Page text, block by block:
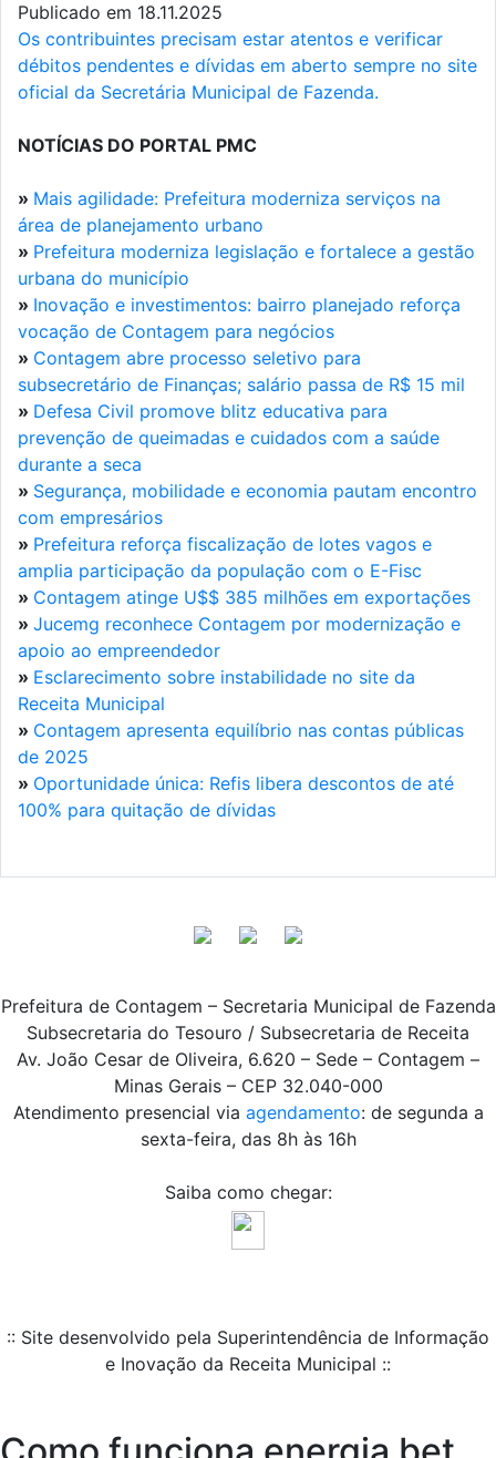
Publicado em 18.11.2025
Os contribuintes precisam estar atentos e verificar
débitos pendentes e dívidas em aberto sempre no site
oficial da Secretária Municipal de Fazenda.
NOTÍCIAS DO PORTAL PMC
» Mais agilidade: Prefeitura moderniza serviços na
área de planejamento urbano
» Prefeitura moderniza legislação e fortalece a gestão
urbana do município
» Inovação e investimentos: bairro planejado reforça
vocação de Contagem para negócios
» Contagem abre processo seletivo para
subsecretário de Finanças; salário passa de R$ 15 mil
» Defesa Civil promove blitz educativa para
prevenção de queimadas e cuidados com a saúde
durante a seca
» Segurança, mobilidade e economia pautam encontro
com empresários
» Prefeitura reforça fiscalização de lotes vagos e
amplia participação da população com o E-Fisc
» Contagem atinge U$$ 385 milhões em exportações
» Jucemg reconhece Contagem por modernização e
apoio ao empreendedor
» Esclarecimento sobre instabilidade no site da
Receita Municipal
» Contagem apresenta equilíbrio nas contas públicas
de 2025
» Oportunidade única: Refis libera descontos de até
100% para quitação de dívidas
Prefeitura de Contagem – Secretaria Municipal de Fazenda
Subsecretaria do Tesouro / Subsecretaria de Receita
Av. João Cesar de Oliveira, 6.620 – Sede – Contagem –
Minas Gerais – CEP 32.040-000
Atendimento presencial via agendamento: de segunda a
sexta-feira, das 8h às 16h
Saiba como chegar:
:: Site desenvolvido pela Superintendência de Informação
e Inovação da Receita Municipal ::